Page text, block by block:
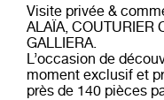
Visite privée &
ALAÏA, COUTURIER
GALLIERA.
L’occasion de
moment exclusif et
près de 140 pièces